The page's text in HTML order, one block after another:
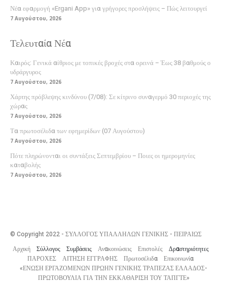
Νέα εφαρμογή «Ergani App» για γρήγορες προσλήψεις – Πώς λειτουργεί
7 Αυγούστου, 2026
Τελευταία Νέα
Καιρός: Γενικά αίθριος με τοπικές βροχές στα ορεινά – Έως 38 βαθμούς ο
υδράργυρος
7 Αυγούστου, 2026
Χάρτης πρόβλεψης κινδύνου (7/08): Σε κίτρινο συναγερμό 30 περιοχές της
χώρας
7 Αυγούστου, 2026
Τα πρωτοσέλιδα των εφημερίδων (07 Αυγούστου)
7 Αυγούστου, 2026
Πότε πληρώνονται οι συντάξεις Σεπτεμβρίου – Ποιες οι ημερομηνίες
καταβολής
7 Αυγούστου, 2026
© Copyright 2022 - ΣΥΛΛΟΓΟΣ ΥΠΑΛΛΗΛΩΝ ΓΕΝΙΚΗΣ - ΠΕΙΡΑΙΩΣ
Αρχική
Σύλλογος Συμβάσεις Ανακοινώσεις Επιστολές
Δραστηριότητες
ΠΑΡΟΧΕΣ
ΑΙΤΗΣΗ ΕΓΓΡΑΦΗΣ Πρωτοσέλιδα
Επικοινωνία
«ΕΝΩΣΗ ΕΡΓΑΖΟΜΕΝΩΝ ΠΡΩΗΝ ΓΕΝΙΚΗΣ ΤΡΑΠΕΖΑΣ ΕΛΛΑΔΟΣ-
ΠΡΩΤΟΒΟΥΛΙΑ ΓΙΑ ΤΗΝ ΕΚΚΑΘΑΡΙΣΗ ΤΟΥ ΤΑΠΓΤΕ»